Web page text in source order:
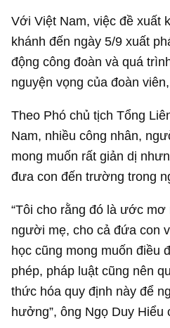
Với Việt Nam, việc đề xuất
khánh đến ngày 5/9 xuất
động công đoàn và quá
nguyện vọng của đoàn
Theo Phó chủ tịch Tổng
Nam, nhiều công nhân,
mong muốn rất giản dị
đưa con đến trường trong
“Tôi cho rằng đó là ước
người mẹ, cho cả đứa con
học cũng mong muốn điều
phép, pháp luật cũng nên
thức hóa quy định này để
hưởng”, ông Ngọ Duy Hiểu